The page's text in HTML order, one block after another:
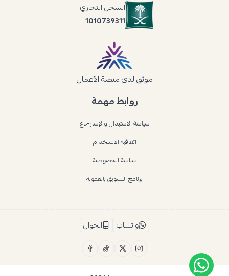
روابط مهمة
سياسة الاستبدال والإسترجاع
اتفاقية الاستخدام
سياسة الخصوصية
برنامج التسويق بالعمولة
السجل التجاري
1010739311
موثق لدى منصة الأعمال
واتساب الجوال